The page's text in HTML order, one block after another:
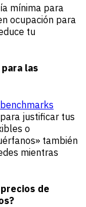
mínima para
ocupación para
tu
las
benchmarks
justificar tus
o
también
mientras
de